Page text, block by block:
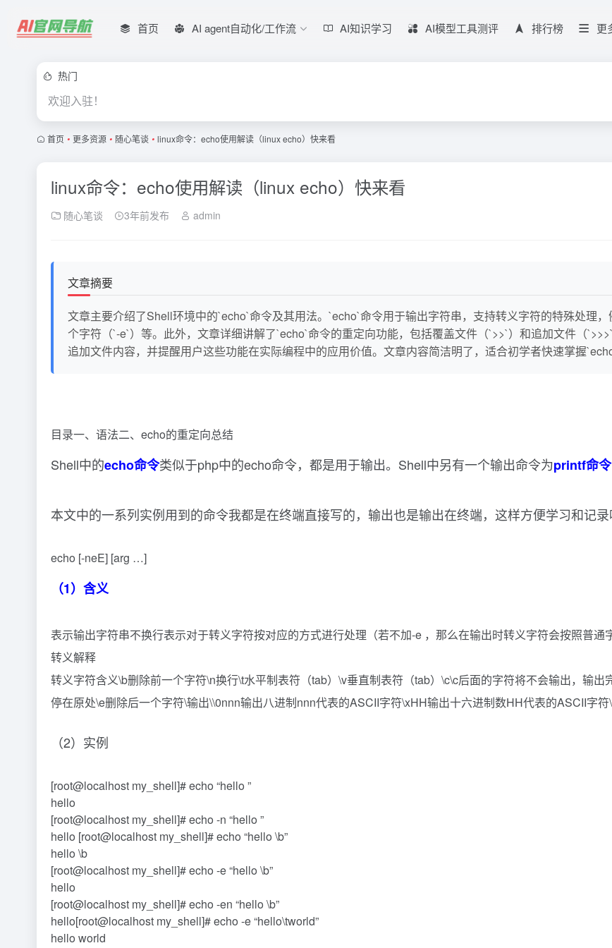
首页 AI agent自动化/工作流 AI知识学习 AI模型工具测评 排行榜 更
热门
欢迎入驻！
首页 • 更多资源 • 随心笔谈 • linux命令：echo使用解读（linux echo）快来看
linux命令：echo使用解读（linux echo）快来看
随心笔谈 3年前发布 admin
文章摘要
文章主要介绍了Shell环境中的`echo`命令及其用法。`echo`命令用于输出字符串，支持转义字符的特殊处理
个字符（`-e`）等。此外，文章详细讲解了`echo`命令的重定向功能，包括覆盖文件（`>>`）和追加文件（
追加文件内容，并提醒用户这些功能在实际编程中的应用价值。文章内容简洁明了，适合初学者快速掌握
目录一、语法二、echo的重定向总结
Shell中的echo命令类似于php中的echo命令，都是用于输出。Shell中另有一个输出命令为printf命令
本文中的一系列实例用到的命令我都是在终端直接写的，输出也是输出在终端，这样方便学习和记
echo [-neE] [arg …]
（1）含义
表示输出字符串不换行表示对于转义字符按对应的方式进行处理（若不加-e ，那么在输出时转义字符会按照普
转义解释
转义字符含义\b删除前一个字符\n换行\t水平制表符（tab）\v垂直制表符（tab）\c\c后面的字符将不会输出，输
停在原处\e删除后一个字符\输出\\0nnn输出八进制nnn代表的ASCII字符\xHH输出十六进制数HH代表的ASCII字
（2）实例
[root@localhost my_shell]# echo “hello ”
hello
[root@localhost my_shell]# echo -n “hello ”
hello [root@localhost my_shell]# echo “hello \b”
hello \b
[root@localhost my_shell]# echo -e “hello \b”
hello
[root@localhost my_shell]# echo -en “hello \b”
hello[root@localhost my_shell]# echo -e “hello\tworld”
hello world